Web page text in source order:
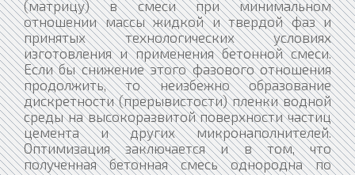
(матрицу) в смеси при минимальном
отношении массы жидкой и твердой фаз и
принятых технологических условиях
изготовления и применения бетонной смеси.
Если бы снижение этого фазового отношения
продолжить, то неизбежно образование
дискретности (прерывистости) пленки водной
среды на высокоразвитой поверхности частиц
цемента и других микронаполнителей.
Оптимизация заключается и в том, что
полученная бетонная смесь однородна по